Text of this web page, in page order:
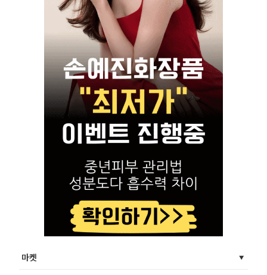
마켓